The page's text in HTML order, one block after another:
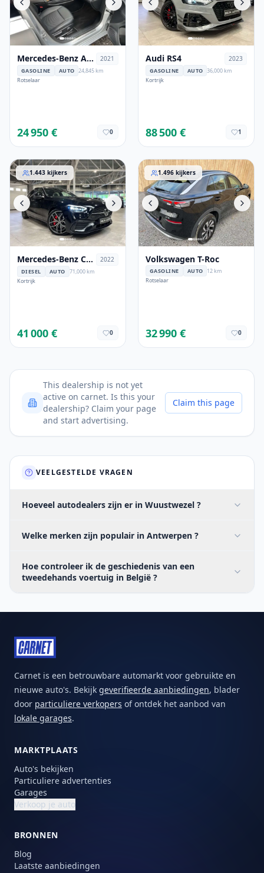
Mercedes-Benz A
250
2021
GASOLINE AUTO 24,845 km
Rotselaar
24 950 € 0
Audi RS4 2023
GASOLINE AUTO 36,000 km
Kortrijk
88 500 € 1
Mercedes-Benz C 220
1.443 kijkers
Mercedes-Benz C
220
2022
DIESEL AUTO
71,000 km
Kortrijk
41 000 € 0
Volkswagen T-Roc
1.496 kijkers
Volkswagen T-Roc
GASOLINE AUTO
12 km
Rotselaar
32 990 € 0
This dealership is not yet
active on carnet. Is this your
dealership? Claim your page
and start advertising.
Claim this page
VEELGESTELDE VRAGEN
Hoeveel autodealers zijn er in Wuustwezel ?
Welke merken zijn populair in Antwerpen ?
Hoe controleer ik de geschiedenis van een
tweedehands voertuig in België ?
Carnet is een betrouwbare automarkt voor gebruikte en
nieuwe auto's. Bekijk geverifieerde aanbiedingen, blader
door particuliere verkopers of ontdek het aanbod van
lokale garages.
MARKTPLAATS
Auto's bekijken
Particuliere advertenties
Garages
Verkoop je auto
BRONNEN
Blog
Laatste aanbiedingen